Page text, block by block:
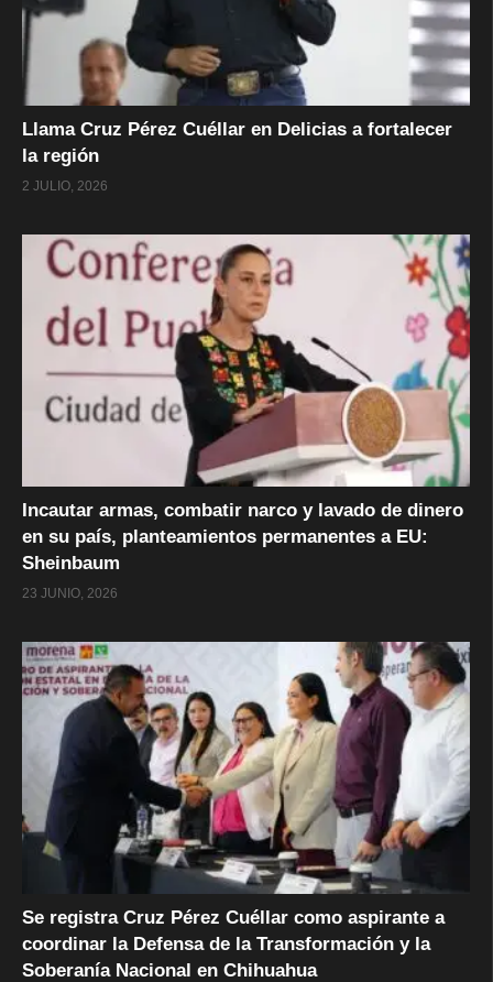
Llama Cruz Pérez Cuéllar en Delicias a fortalecer
la región
2 JULIO, 2026
Incautar armas, combatir narco y lavado de dinero
en su país, planteamientos permanentes a EU:
Sheinbaum
23 JUNIO, 2026
Se registra Cruz Pérez Cuéllar como aspirante a
coordinar la Defensa de la Transformación y la
Soberanía Nacional en Chihuahua